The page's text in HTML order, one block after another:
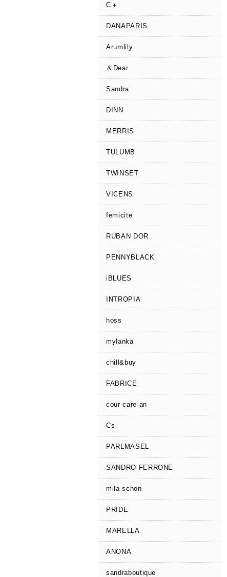
C＋
DANAPARIS
Arumlily
＆Dear
Sandra
DINN
MERRIS
TULUMB
TWINSET
VICENS
femicite
RUBAN DOR
PENNYBLACK
iBLUES
INTROPIA
hoss
mylanka
chill&buy
FABRICE
cour care an
Cs
PARLMASEL
SANDRO FERRONE
mila schon
PRIDE
MARELLA
ANONA
sandraboutique